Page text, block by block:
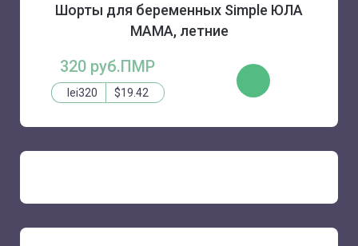
Шорты для беременных Simple ЮЛА
МАМА, летние
320 руб.ПМР
lei320 $19.42
КУПИТЬ